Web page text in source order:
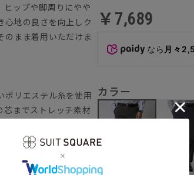
ップや脚周りにやや
心地の良さを向上しク
のまま着用いただけま
ポリエステル糸を使用
芯までストレッチ素材
り目）を保持します。
￥7,689
なら 月々
カラー